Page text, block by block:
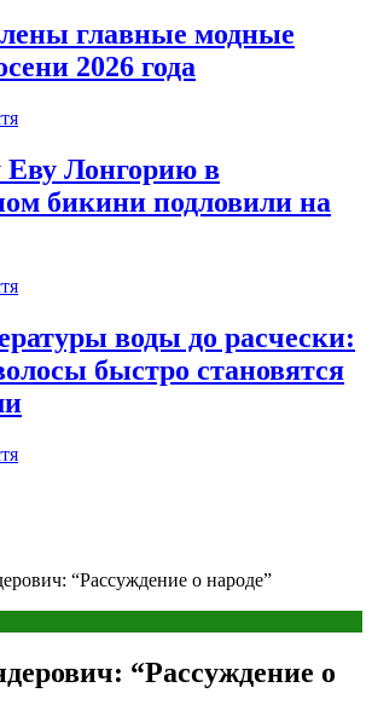
главные модные
2026 года
Еву Лонгорию в
бикини подловили на
воды до расчески:
быстро становятся
“Рассуждение о народе”
“Рассуждение о